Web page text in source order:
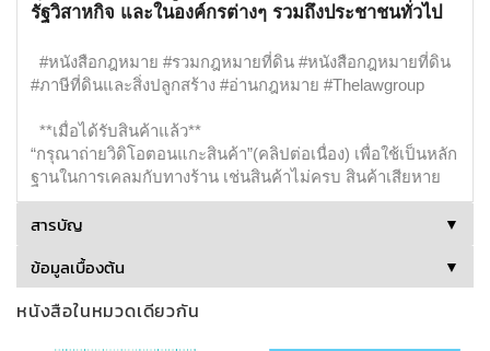
รัฐวิสาหกิจ และในองค์กรต่างๆ รวมถึงประชาชนทั่วไป
#หนังสือกฎหมาย #รวมกฎหมายที่ดิน #หนังสือกฎหมายที่ดิน
#ภาษีที่ดินและสิ่งปลูกสร้าง #อ่านกฎหมาย #Thelawgroup
**เมื่อได้รับสินค้าแล้ว**
“กรุณาถ่ายวิดิโอตอนแกะสินค้า”(คลิปต่อเนื่อง) เพื่อใช้เป็นหลัก
ฐานในการเคลมกับทางร้าน เช่นสินค้าไม่ครบ สินค้าเสียหาย
สารบัญ ▼
ข้อมูลเบื้องต้น ▼